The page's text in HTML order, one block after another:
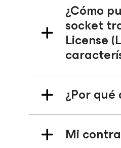
¿Cómo
socket
License
¿Por
Mi